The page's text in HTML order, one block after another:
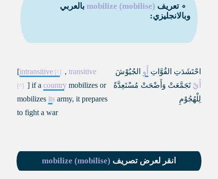
∘ تعريف mobilize (mobilise) بالعربي
وبالانجليزي:
احْتَشَدَتِ القُوَّاتِ أَوِ الجُيُوْشَ
أَيْ تَجَمَّعَتْ وَأَضْحَتْ مُسْتَعِدَّةً
لِلْهُجُوْمِ
[intransitive , transitive
] if a country mobilizes or
mobilizes its army, it prepares
to fight a war
انقر لعرض تصريف mobilize (mobilise)